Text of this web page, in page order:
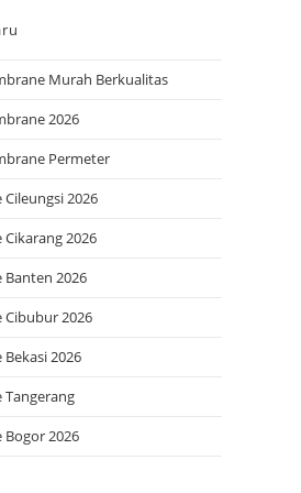
Murah Berkualitas
2026
Permeter
2026
2026
2026
2026
2026
2026